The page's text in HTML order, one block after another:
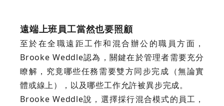
遠端上班員工當然也要照顧
至於在全職遠距工作和混合辦公的職員方面，
Brooke Weddle認為，關鍵在於管理者需要充分
瞭解，究竟哪些任務需要雙方同步完成（無論實
體或線上），以及哪些工作允許被異步完成。
Brooke Weddle說，選擇採行混合模式的員工，